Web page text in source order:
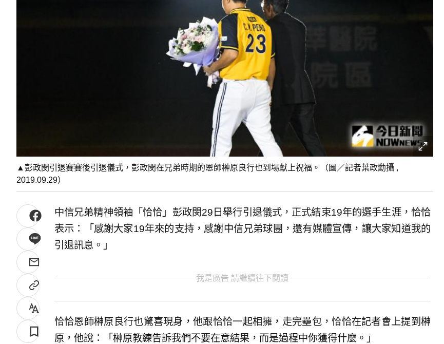
▲彭政閔引退賽賽後引退儀式，彭政閔在兄弟時期的恩師榊原良行也到場獻上祝福。（圖／記者葉政勳攝 ,
2019.09.29）
中信兄弟精神領袖「恰恰」彭政閔29日舉行引退儀式，正式結束19年的選手生涯，恰恰
表示：「感謝大家19年來的支持，感謝中信兄弟球團，還有媒體宣傳，讓大家知道我的
引退訊息。」
我是廣告 請繼續往下閱讀
恰恰恩師榊原良行也驚喜現身，他跟恰恰一起相擁，走完壘包，恰恰在記者會上提到榊
原，他說：「榊原教練告訴我們不要在意結果，而是過程中你獲得什麼。」